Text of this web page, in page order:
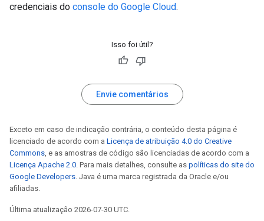
credenciais do console do Google Cloud.
Isso foi útil?
Envie comentários
Exceto em caso de indicação contrária, o conteúdo desta página é
licenciado de acordo com a Licença de atribuição 4.0 do Creative
Commons, e as amostras de código são licenciadas de acordo com a
Licença Apache 2.0. Para mais detalhes, consulte as políticas do site do
Google Developers. Java é uma marca registrada da Oracle e/ou
afiliadas.
Última atualização 2026-07-30 UTC.